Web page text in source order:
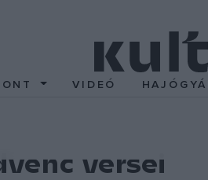
VIDEÓ
versei